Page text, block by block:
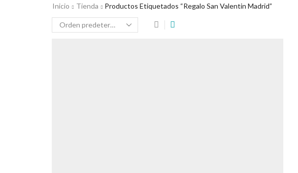
Inicio Tienda Productos Etiquetados “regalo San Valentin Madrid”